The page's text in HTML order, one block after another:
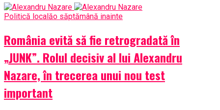
Politică localăo săptămână inainte
România evită să fie retrogradată în
„JUNK”. Rolul decisiv al lui Alexandru
Nazare, în trecerea unui nou test
important